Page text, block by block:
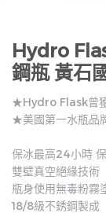
Hydro
鋼瓶 黃石
★Hydro Flask曾
★美國第一水瓶品
保冰最高24小時
雙壁真空絕緣技術
瓶身使用無毒粉霧
18/8級不銹鋼製成